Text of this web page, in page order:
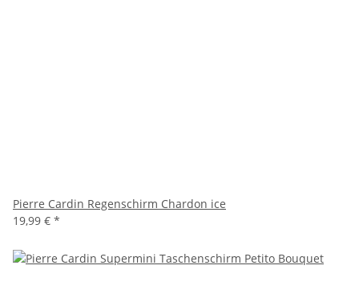
Pierre Cardin Regenschirm Chardon ice
19,99 € *